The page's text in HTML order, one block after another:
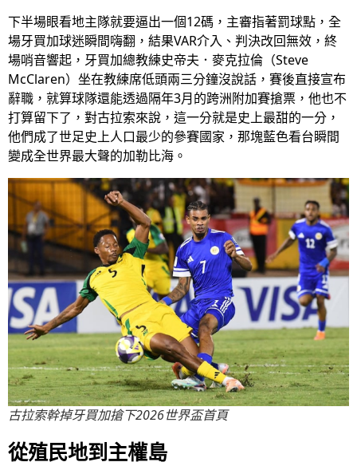
下半場眼看地主隊就要逼出一個12碼，主審指著罰球點，全
場牙買加球迷瞬間嗨翻，結果VAR介入、判決改回無效，終
場哨音響起，牙買加總教練史帝夫．麥克拉倫（Steve
McClaren）坐在教練席低頭兩三分鐘沒說話，賽後直接宣布
辭職，就算球隊還能透過隔年3月的跨洲附加賽搶票，他也不
打算留下了，對古拉索來說，這一分就是史上最甜的一分，
他們成了世足史上人口最少的參賽國家，那塊藍色看台瞬間
變成全世界最大聲的加勒比海。
古拉索幹掉牙買加搶下2026世界盃首頁
從殖民地到主權島